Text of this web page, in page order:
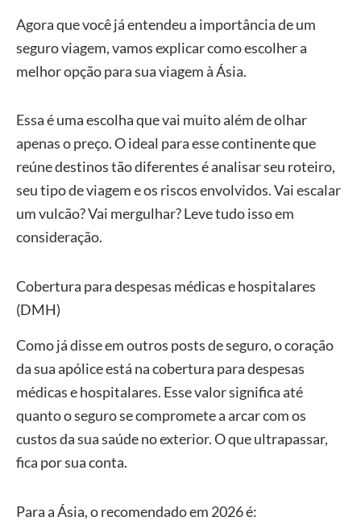
USD 1.000
MTA
Despesa
USD 40.000
Bagagem:
USD 800
Affinity
Melhor
USD 500
Agora que você já entendeu a importância de um
seguro viagem, vamos explicar como escolher a
melhor opção para sua viagem à Ásia.
Essa é uma escolha que vai muito além de olhar
apenas o preço. O ideal para esse continente que
reúne destinos tão diferentes é analisar seu roteiro,
seu tipo de viagem e os riscos envolvidos. Vai escalar
um vulcão? Vai mergulhar? Leve tudo isso em
consideração.
Cobertura para despesas médicas e hospitalares
(DMH)
Como já disse em outros posts de seguro, o coração
da sua apólice está na cobertura para despesas
médicas e hospitalares. Esse valor significa até
quanto o seguro se compromete a arcar com os
custos da sua saúde no exterior. O que ultrapassar,
fica por sua conta.
Para a Ásia, o recomendado em 2026 é: